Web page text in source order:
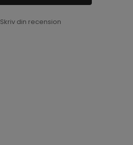
Skriv din recension